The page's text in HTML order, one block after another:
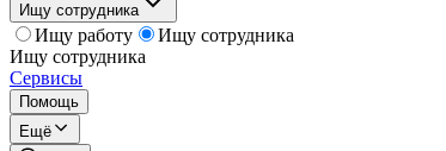
Ищу сотрудника
Ищу работу
Ищу сотрудника
Ищу сотрудника
Сервисы
Помощь
Ещё